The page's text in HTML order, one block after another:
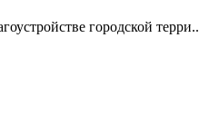
городской терри..